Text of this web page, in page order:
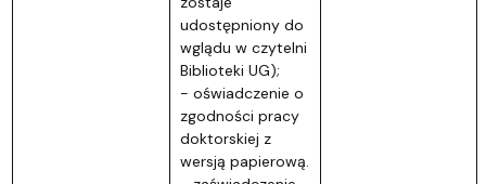
udostępniony do
wglądu w czytelni
Biblioteki UG);
- oświadczenie o
zgodności pracy
doktorskiej z
wersją papierową.